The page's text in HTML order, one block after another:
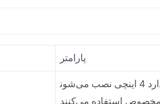
پارامتر
تمام ماژول‌ها معمولاً بر روی یک جعبه اتصال برق استاندارد 4 اینچی نصب می‌شون